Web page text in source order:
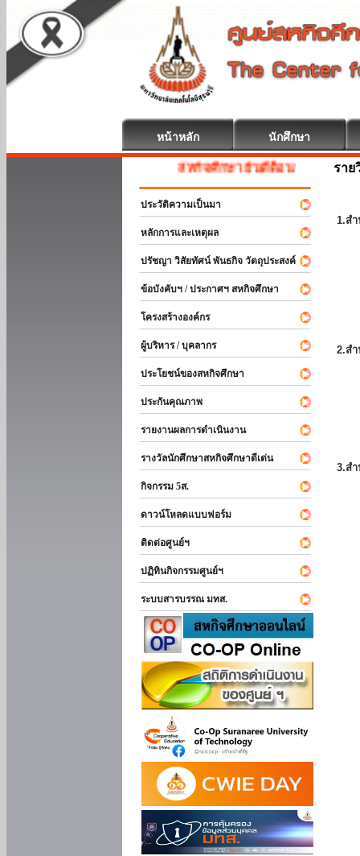
หน้าหลัก นักศึกษา
สหกิจศึกษา ยินดีต้อนรับ
ประวัติความเป็นมา
หลักการและเหตุผล
ปรัชญา วิสัยทัศน์ พันธกิจ วัตถุประสงค์
ข้อบังคับฯ / ประกาศฯ สหกิจศึกษา
โครงสร้างองค์กร
ผู้บริหาร / บุคลากร
ประโยชน์ของสหกิจศึกษา
ประกันคุณภาพ
รายงานผลการดำเนินงาน
รางวัลนักศึกษาสหกิจศึกษาดีเด่น
กิจกรรม 5ส.
ดาวน์โหลดแบบฟอร์ม
ติดต่อศูนย์ฯ
ปฏิทินกิจกรรมศูนย์ฯ
ระบบสารบรรณ มทส.
ราย
1.ส
2.ส
3.ส